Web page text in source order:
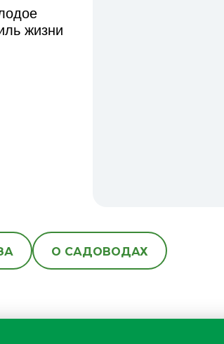
жизни
О САДОВОДАХ